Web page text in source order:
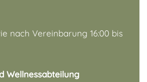
nach Vereinbarung 16:00 bis
Wellnessabteilung